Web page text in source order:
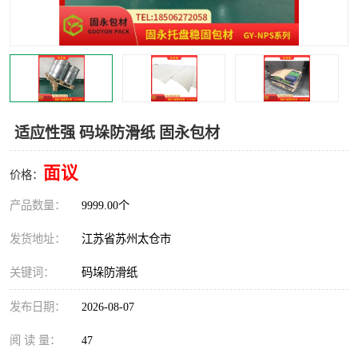
适应性强 码垛防滑纸 固永包材
价格： 面议
产品数量： 9999.00个
发货地址： 江苏省苏州太仓市
关键词： 码垛防滑纸
发布日期： 2026-08-07
阅 读 量： 47